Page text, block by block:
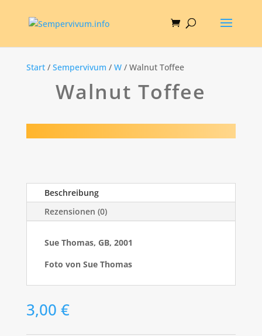
Start/ Sempervivum / W/ Walnut Toffee
Walnut Toffee
Beschreibung
Rezensionen (0)
Sue Thomas, GB, 2001
Foto von Sue Thomas
3,00 €